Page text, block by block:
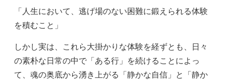
「人生において、逃げ場のない困難に鍛えられる体験
を積むこと」
しかし実は、これら大掛かりな体験を経ずとも、日々
の素朴な日常の中で「ある行」を続けることによっ
て、魂の奥底から湧き上がる「静かな自信」と「静か